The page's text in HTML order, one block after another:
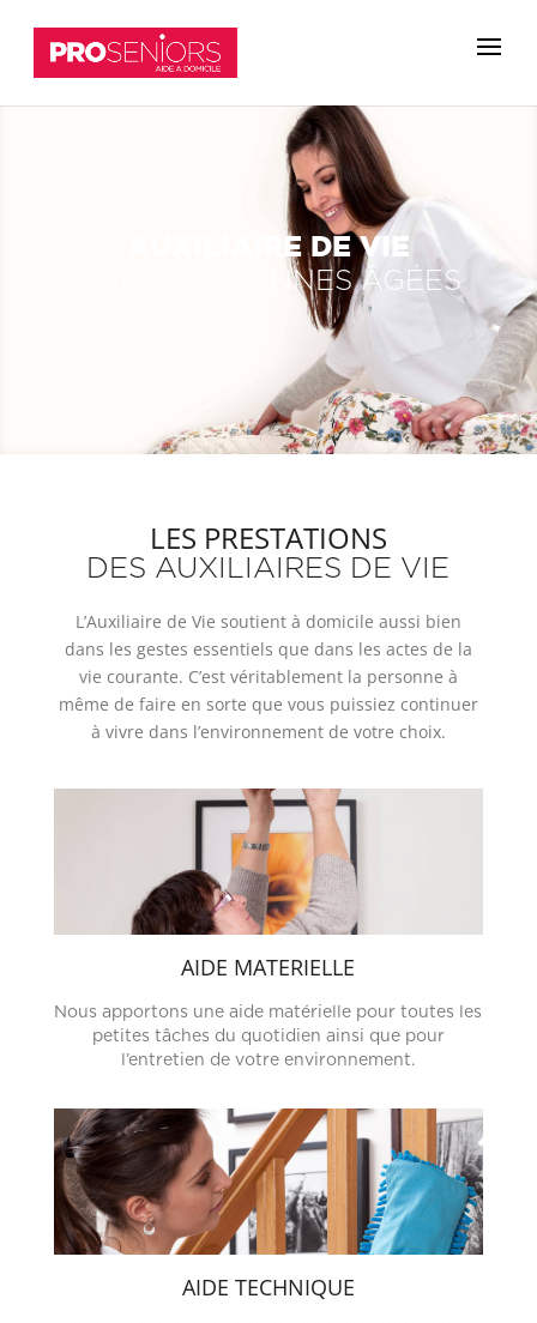
AUXILIAIRE DE VIE
POUR PERSONNES ÂGÉES
LES PRESTATIONS
DES AUXILIAIRES DE VIE
L’Auxiliaire de Vie soutient à domicile aussi bien
dans les gestes essentiels que dans les actes de la
vie courante. C’est véritablement la personne à
même de faire en sorte que vous puissiez continuer
à vivre dans l’environnement de votre choix.
AIDE MATERIELLE
Nous apportons une aide matérielle pour toutes les
petites tâches du quotidien ainsi que pour
l’entretien de votre environnement.
AIDE TECHNIQUE